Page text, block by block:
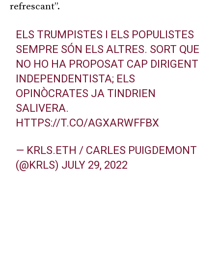
refrescant”.
ELS TRUMPISTES I ELS POPULISTES
SEMPRE SÓN ELS ALTRES. SORT QUE
NO HO HA PROPOSAT CAP DIRIGENT
INDEPENDENTISTA; ELS
OPINÒCRATES JA TINDRIEN
SALIVERA.
HTTPS://T.CO/AGXARWFFBX
— KRLS.ETH / CARLES PUIGDEMONT
(@KRLS) JULY 29, 2022